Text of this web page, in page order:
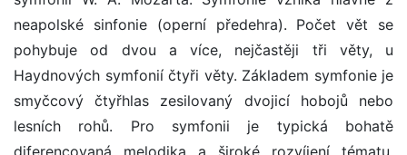
neapolské sinfonie (operní předehra). Počet vět se
pohybuje od dvou a více, nejčastěji tři věty, u
Haydnových symfonií čtyři věty. Základem symfonie je
smyčcový čtyřhlas zesilovaný dvojicí hobojů nebo
lesních rohů. Pro symfonii je typická bohatě